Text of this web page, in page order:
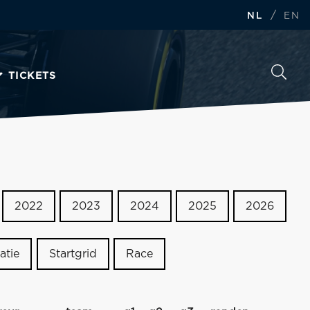
NL / EN
TICKETS
2022 2023 2024 2025 2026
Startgrid Race